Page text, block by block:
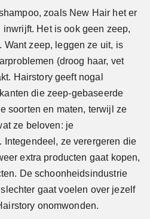
zoals New Hair het er
Het is ook geen zeep,
Want zeep, leggen ze uit, is
(droog haar, vet
Hairstory geeft nogal
die zeep-gebaseerde
soorten en maten, terwijl ze
ze beloven: je
Integendeel, ze verergeren die
extra producten gaat kopen,
De schoonheidsindustrie
gaat voelen over jezelf
onomwonden.